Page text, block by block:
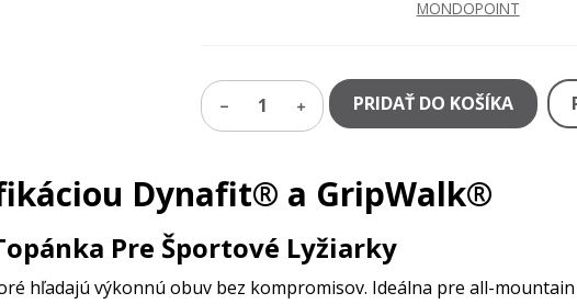
MONDOPOINT
1 PRIDAŤ DO KOŠÍKA
Dynafit® a GripWalk®
Pre Športové Lyžiarky
hľadajú výkonnú obuv bez kompromisov. Ideálna pre all-